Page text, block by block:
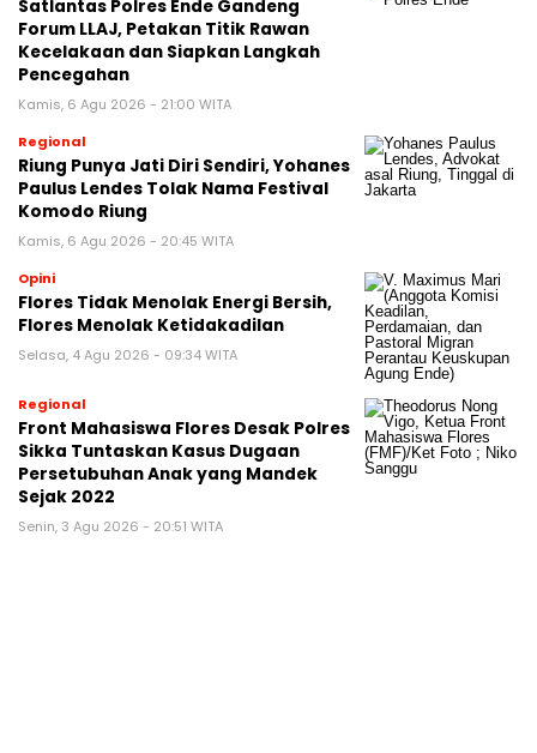
Satlantas Polres Ende Gandeng
Forum LLAJ, Petakan Titik Rawan
Kecelakaan dan Siapkan Langkah
Pencegahan
Kamis, 6 Agu 2026 - 21:00 WITA
Regional
Riung Punya Jati Diri Sendiri, Yohanes
Paulus Lendes Tolak Nama Festival
Komodo Riung
Kamis, 6 Agu 2026 - 20:45 WITA
Opini
Flores Tidak Menolak Energi Bersih,
Flores Menolak Ketidakadilan
Selasa, 4 Agu 2026 - 09:34 WITA
Regional
Front Mahasiswa Flores Desak Polres
Sikka Tuntaskan Kasus Dugaan
Persetubuhan Anak yang Mandek
Sejak 2022
Senin, 3 Agu 2026 - 20:51 WITA